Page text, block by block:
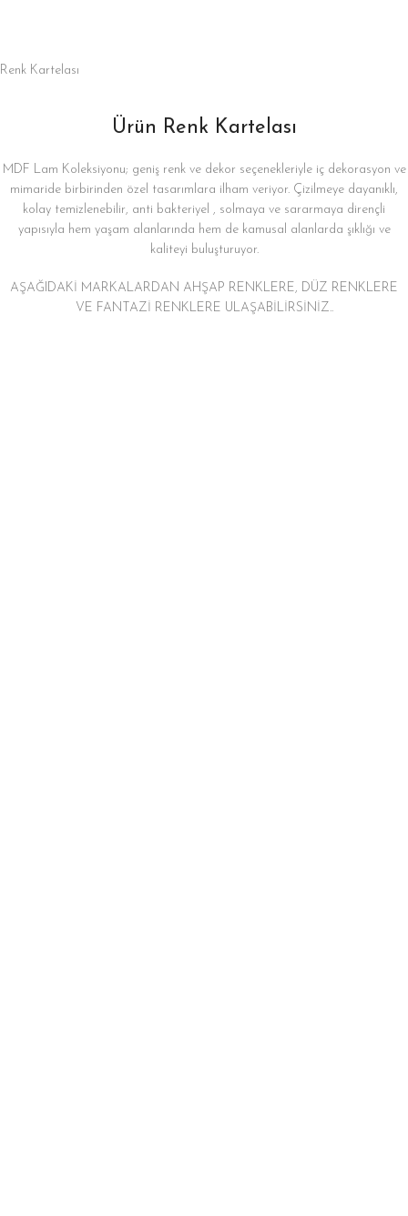
Renk Kartelası
Ürün Renk Kartelası
MDF Lam Koleksiyonu; geniş renk ve dekor seçenekleriyle iç dekorasyon ve
mimaride birbirinden özel tasarımlara ilham veriyor. Çizilmeye dayanıklı,
kolay temizlenebilir, anti bakteriyel , solmaya ve sararmaya dirençli
yapısıyla hem yaşam alanlarında hem de kamusal alanlarda şıklığı ve
kaliteyi buluşturuyor.
AŞAĞIDAKİ MARKALARDAN AHŞAP RENKLERE, DÜZ RENKLERE
VE FANTAZİ RENKLERE ULAŞABİLİRSİNİZ..